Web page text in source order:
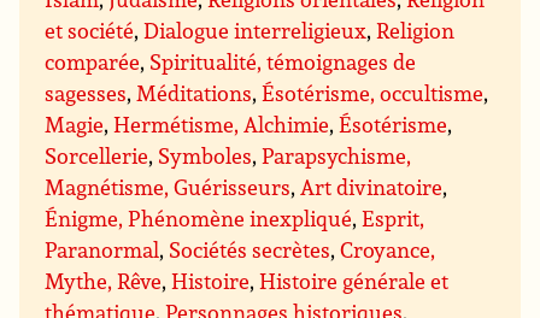
et société,Dialogue interreligieux,Religion
comparée, Spiritualité, témoignages de
sagesses, Méditations,Ésotérisme, occultisme,
Magie,Hermétisme, Alchimie,Ésotérisme,
Sorcellerie, Symboles,Parapsychisme,
Magnétisme, Guérisseurs, Art divinatoire,
Énigme, Phénomène inexpliqué,Esprit,
Paranormal, Sociétés secrètes,Croyance,
Mythe, Rêve,Histoire,Histoire générale et
thématique,Personnages historiques,